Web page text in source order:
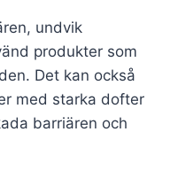
undvik
produkter som
Det kan också
med starka dofter
barriären och